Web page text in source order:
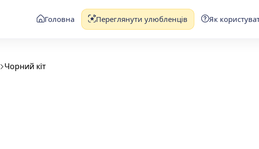
Головна Переглянути улюбленців Як
Чорний кіт